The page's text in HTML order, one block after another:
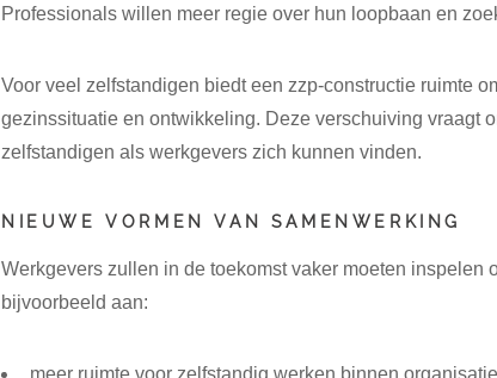
Professionals willen meer regie over hun loopbaan en
Voor veel zelfstandigen biedt een zzp-constructie ruimte
gezinssituatie en ontwikkeling. Deze verschuiving vraagt
zelfstandigen als werkgevers zich kunnen vinden.
NIEUWE VORMEN VAN SAMENWERKING
Werkgevers zullen in de toekomst vaker moeten inspelen
bijvoorbeeld aan:
meer ruimte voor zelfstandig werken binnen